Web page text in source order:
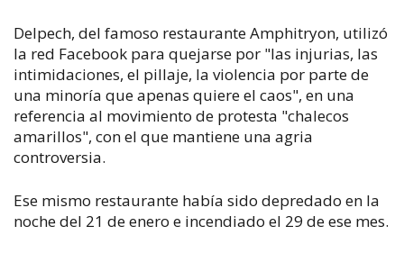
Delpech, del famoso restaurante Amphitryon, utilizó
la red Facebook para quejarse por "las injurias, las
intimidaciones, el pillaje, la violencia por parte de
una minoría que apenas quiere el caos", en una
referencia al movimiento de protesta "chalecos
amarillos", con el que mantiene una agria
controversia.
Ese mismo restaurante había sido depredado en la
noche del 21 de enero e incendiado el 29 de ese mes.